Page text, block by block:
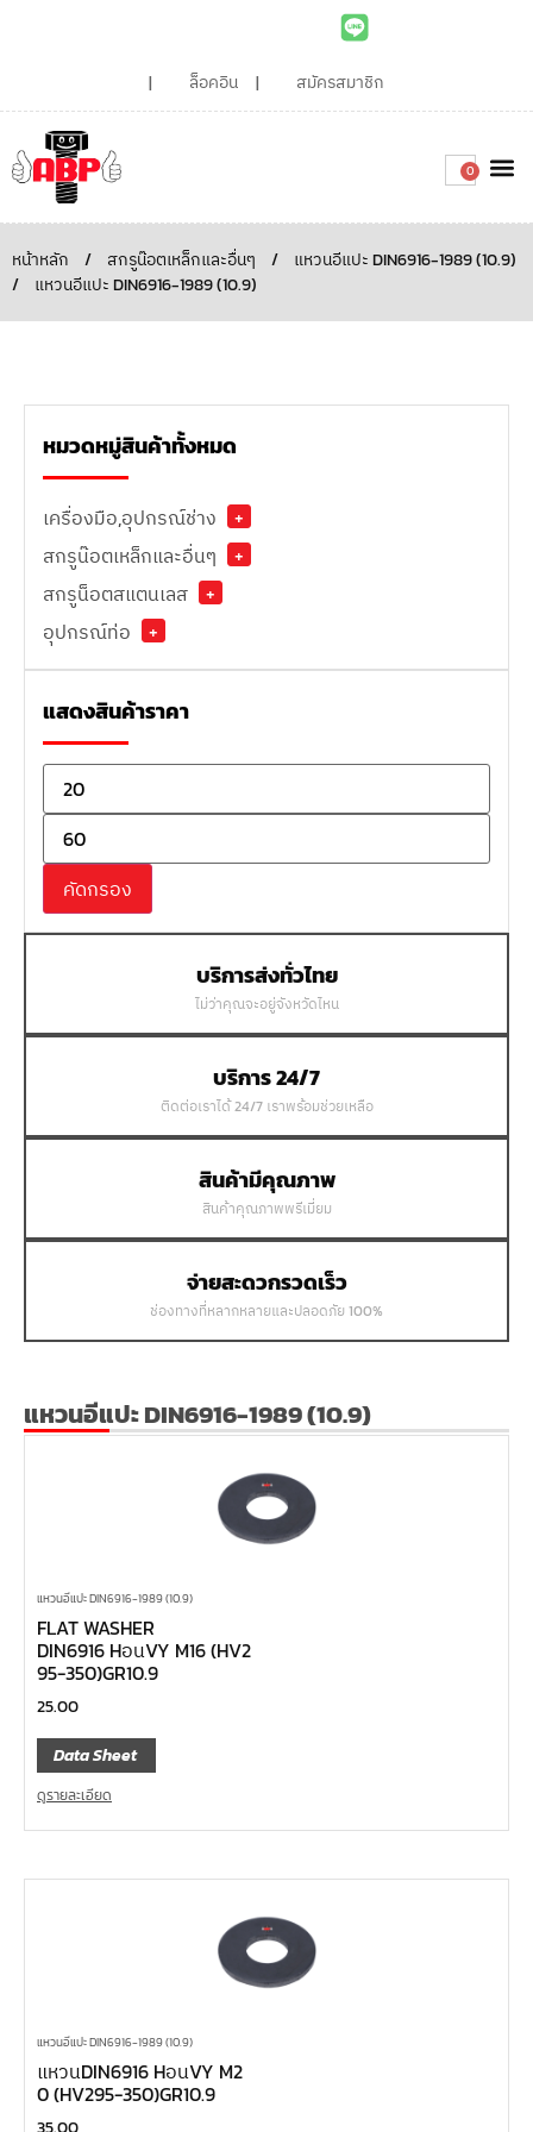
ล็อคอิน สมัครสมาชิก
0
หน้าหลัก / สกรูน๊อตเหล็กและอื่นๆ /
แหวนอีแปะ DIN6916-1989 (10.9)
/
แหวนอีแปะ DIN6916-1989 (10.9)
หมวดหมู่สินค้าทั้งหมด
เครื่องมือ,อุปกรณ์ช่าง
+
สกรูน๊อตเหล็กและอื่นๆ
+
สกรูน็อตสแตนเลส
+
อุปกรณ์ท่อ
+
แสดงสินค้าราคา
คัดกรอง
บริการส่งทั่วไทย
ไม่ว่าคุณจะอยู่จังหวัดไหน
บริการ 24/7
ติดต่อเราได้ 24/7 เราพร้อมช่วยเหลือ
สินค้ามีคุณภาพ
สินค้าคุณภาพพรีเมี่ยม
จ่ายสะดวกรวดเร็ว
ช่องทางที่หลากหลายและปลอดภัย 100%
แหวนอีแปะ DIN6916-1989 (10.9)
แหวนอีแปะ DIN6916-1989 (10.9)
FLAT WASHER
DIN6916 HอนVY M16 (HV2
95-350)GR10.9
25.00
Data Sheet
ดูรายละเอียด
แหวนอีแปะ DIN6916-1989 (10.9)
แหวนDIN6916 HอนVY M2
0 (HV295-350)GR10.9
35.00